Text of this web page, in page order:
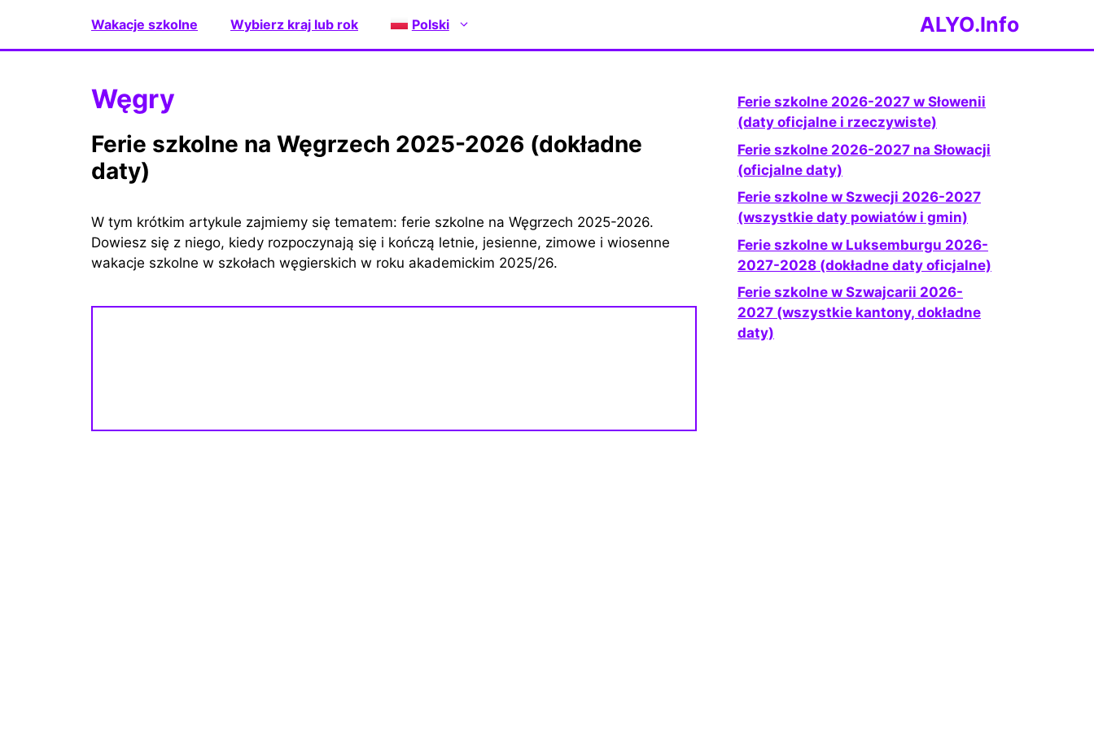
treści
ALYO.Info
Wakacje szkolne Wybierz kraj lub rok Polski
Węgry
Ferie szkolne na Węgrzech 2025-2026 (dokładne
daty)
W tym krótkim artykule zajmiemy się tematem: ferie szkolne na Węgrzech 2025-2026.
Dowiesz się z niego, kiedy rozpoczynają się i kończą letnie, jesienne, zimowe i wiosenne
wakacje szkolne w szkołach węgierskich w roku akademickim 2025/26.
Ferie szkolne 2026-2027 w Słowenii
(daty oficjalne i rzeczywiste)
Ferie szkolne 2026-2027 na Słowacji
(oficjalne daty)
Ferie szkolne w Szwecji 2026-2027
(wszystkie daty powiatów i gmin)
Ferie szkolne w Luksemburgu 2026-
2027-2028 (dokładne daty oficjalne)
Ferie szkolne w Szwajcarii 2026-
2027 (wszystkie kantony, dokładne
daty)